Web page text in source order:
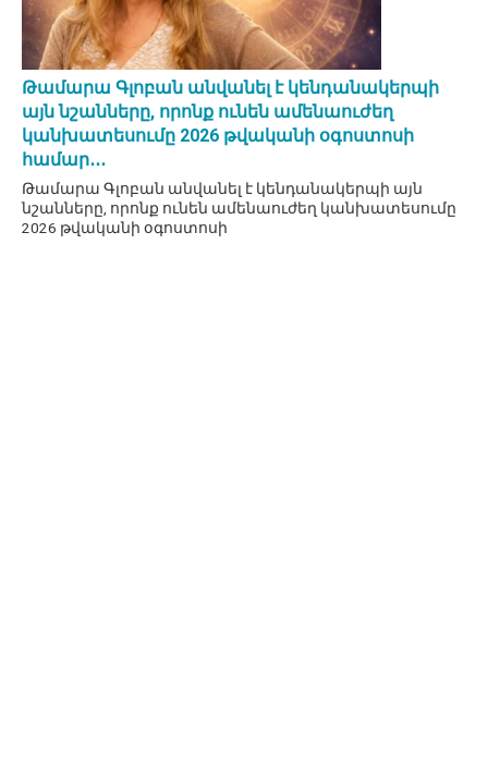
Թամարա Գլոբան անվանել է կենդանակերպի
այն նշանները, որոնք ունեն ամենաուժեղ
կանխատեսումը 2026 թվականի օգոստոսի
համար․․․
Թամարա Գլոբան անվանել է կենդանակերպի այն
նշանները, որոնք ունեն ամենաուժեղ կանխատեսումը
2026 թվականի օգոստոսի